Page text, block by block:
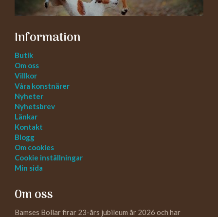
Information
Butik
Om oss
Villkor
Våra konstnärer
Nyheter
Nyhetsbrev
Länkar
Kontakt
Blogg
Om cookies
Cookie inställningar
Min sida
Om oss
Bamses Bollar firar 23-års jubileum år 2026 och har